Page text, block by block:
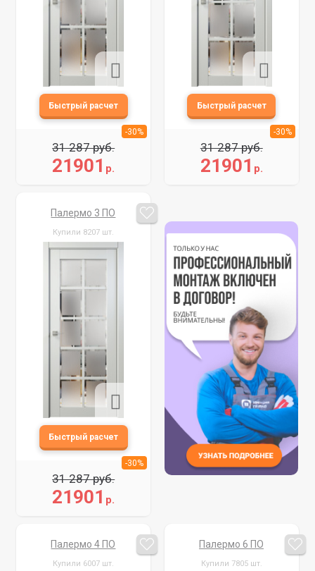
21901 р.
31 287 руб.
-30%
21901 р.
31 287 руб.
-30%
Палермо 3 ПО
Купили 8207 шт.
21901 р.
31 287 руб.
-30%
Палермо 4 ПО
Купили 6007 шт.
Палермо 6 ПО
Купили 7805 шт.